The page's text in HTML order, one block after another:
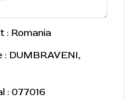
: Romania
DUMBRAVENI,
: 077016